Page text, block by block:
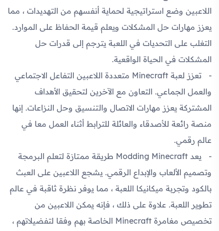
اللاعبين وضع استراتيجية لحماية أنفسهم من التهديدات ، مما
يعزز مهارات حل المشكلات ويعلم قيمة الحفاظ على الموارد.
التغلب على التحديات في اللعبة يترجم إلى قدرات حل
المشكلات في الحياة الواقعية.
تعزز لعبة Minecraft متعددة اللاعبين التفاعل الاجتماعي
والعمل الجماعي. التعاون مع الآخرين لتحقيق الأهداف
المشتركة يعزز مهارات الاتصال والتنسيق وحل النزاعات. إنها
منصة رائعة للأصدقاء والعائلة للترابط أثناء العمل معا في
عالم رقمي.
يعد Modding Minecraft طريقة ممتازة لتعلم البرمجة
وتصميم الألعاب والإبداع الرقمي. يشجع اللاعبين على العبث
بالكود وتجربة ميكانيكا اللعبة ، مما يوفر نظرة ثاقبة في عالم
تطوير اللعبة. علاوة على ذلك ، فإنه يمكن اللاعبين من
تخصيص مغامرة Minecraft الخاصة بهم وفقا لتفضيلاتهم ،